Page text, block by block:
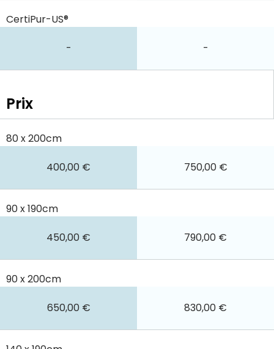
- -
CertiPur-US®
Prix
80 x 200cm
400,00 € 750,00 €
90 x 190cm
450,00 € 790,00 €
90 x 200cm
650,00 € 830,00 €